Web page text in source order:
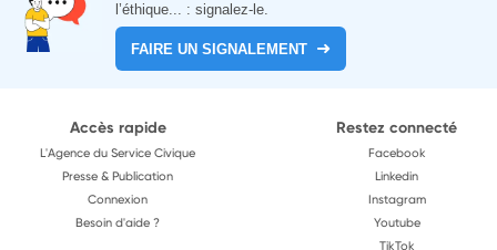
l’éthique... : signalez-le.
FAIRE UN SIGNALEMENT
Accès rapide
L'Agence du Service Civique
Presse & Publication
Connexion
Besoin d'aide ?
Restez connecté
Facebook
Linkedin
Instagram
Youtube
TikTok